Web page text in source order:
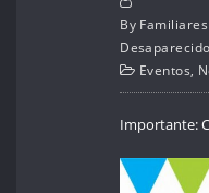
By
Eventos,
Importante: